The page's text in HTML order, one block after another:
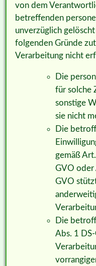
von dem
betreffenden
unverzüglich
folgenden Gründe
Verarbeitung nicht
Die
für solche
sonstige
sie nicht
Die
gemäß
GVO oder
GVO
Die
Abs. 1